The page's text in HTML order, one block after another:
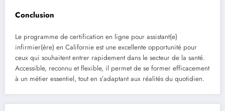
Conclusion
Le programme de certification en ligne pour assistant(e)
infirmier(ère) en Californie est une excellente opportunité pour
ceux qui souhaitent entrer rapidement dans le secteur de la santé.
Accessible, reconnu et flexible, il permet de se former efficacement
à un métier essentiel, tout en s’adaptant aux réalités du quotidien.